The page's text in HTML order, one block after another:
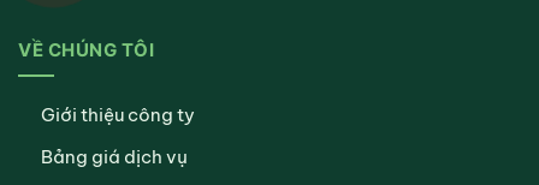
VỀ CHÚNG TÔI
Giới thiệu công ty
Bảng giá dịch vụ